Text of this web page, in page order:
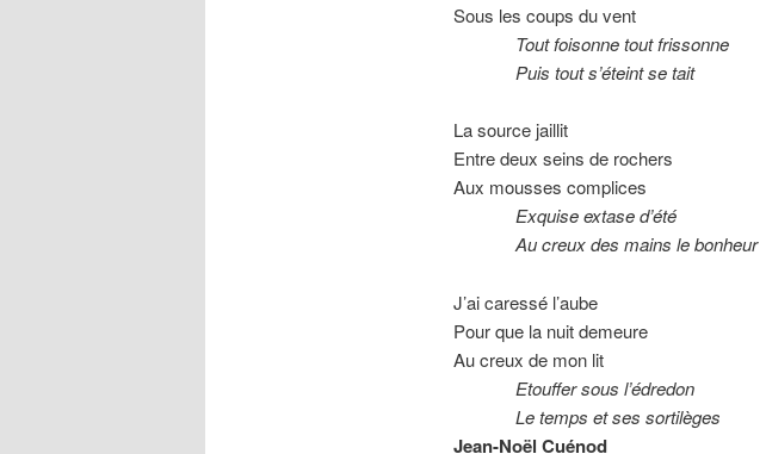
Sous les coups du vent
Tout foisonne tout frissonne
Puis tout s’éteint se tait
La source jaillit
Entre deux seins de rochers
Aux mousses complices
Exquise extase d’été
Au creux des mains le bonheur
J’ai caressé l’aube
Pour que la nuit demeure
Au creux de mon lit
Etouffer sous l’édredon
Le temps et ses sortilèges
Jean-Noël Cuénod